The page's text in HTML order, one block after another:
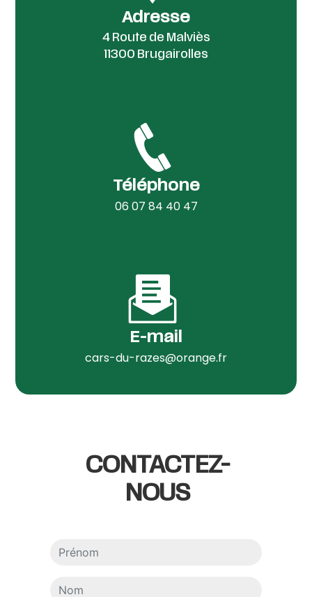
Adresse
4 Route de Malviès
11300 Brugairolles
Téléphone
06 07 84 40 47
E-mail
cars-du-razes@orange.fr
CONTACTEZ-
NOUS